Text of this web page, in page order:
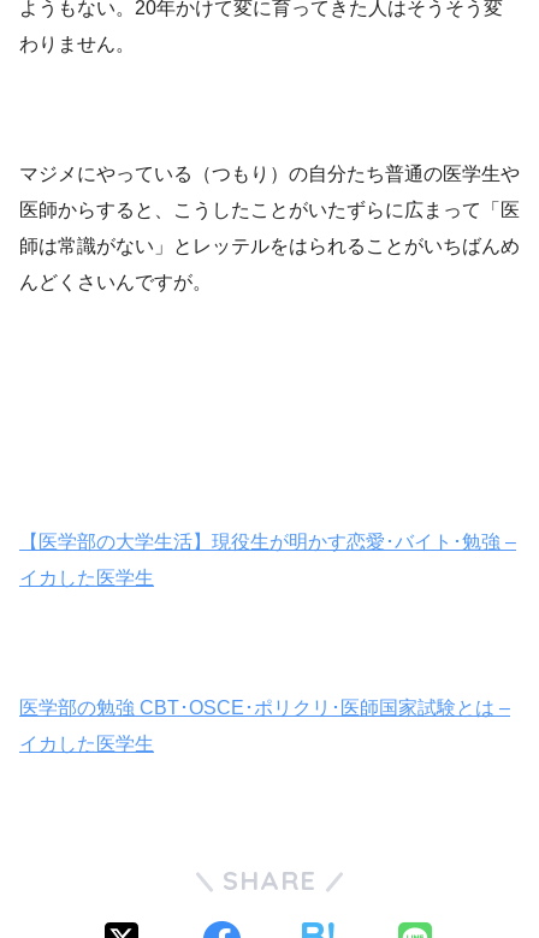
ようもない。20年かけて変に育ってきた人はそうそう変
わりません。
マジメにやっている（つもり）の自分たち普通の医学生や
医師からすると、こうしたことがいたずらに広まって「医
師は常識がない」とレッテルをはられることがいちばんめ
んどくさいんですが。
【医学部の大学生活】現役生が明かす恋愛･バイト･勉強 –
イカした医学生
医学部の勉強 CBT･OSCE･ポリクリ･医師国家試験とは –
イカした医学生
SHARE